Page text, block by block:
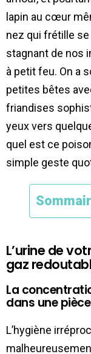
lapin au cœur
nez qui frétille se
stagnant de nos
à petit feu. On a
petites bêtes
friandises
yeux vers
quel est ce
simple geste
L’urine de
gaz
La
dans une
L’hygiène